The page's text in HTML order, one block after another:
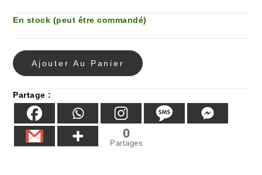
En stock (peut être commandé)
Ajouter Au Panier
Partage :
0
Partages